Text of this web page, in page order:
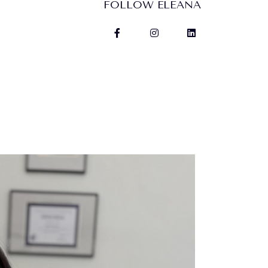
FOLLOW ELEANA